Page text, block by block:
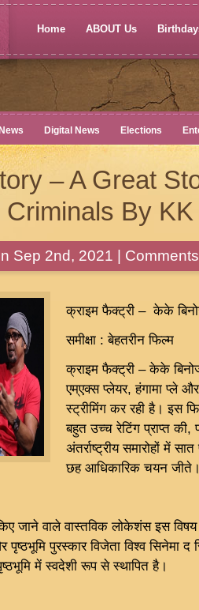
Home ABOUT Us
Digital News Elections
– A Great
Criminals By
Sep 2nd, 2021 |
क्राइम फैक्ट्री – केके
समीक्षा : बेहतरीन फिल्म
क्राइम फैक्ट्री – केके
एम्एक्स प्लेयर, हंगामा प्ले
स्ट्रीमिंग कर रही है। इस
बहुत उच्च रेटिंग प्राप्त की,
अंतर्राष्ट्रीय समारोहों में
छह आधिकारिक चयन
जाने वाले वास्तविक लोकेशंस इस विषय
पुरस्कार विजेता विश्व सिनेमा
में स्वदेशी रूप से स्थापित है।